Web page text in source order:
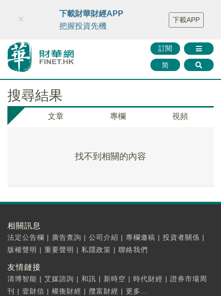
財華智庫網 FINTV FINMETA 財華證券 媒體矩陣
智庫沙龍
聯絡我們
訂閱
简
×
下載財華財經APP
把握投資先機
下載APP
搜尋結果
文章 專欄 視頻
找不到相關的內容
相關訊息
法定公告欄 | 廣告查詢 | 公司介紹 | 專欄邀稿 | 投資者關係 |
版權聲明 | 重要聲明 | 私隱政策 | 聯絡我們
友情鏈接
清博智能 | 艾媒諮詢 | 和訊 | 新時空 | 時代財經 | 證券市場周
刊
| 壹財信 | 權衡財經 | 攬富財經 | 更多...